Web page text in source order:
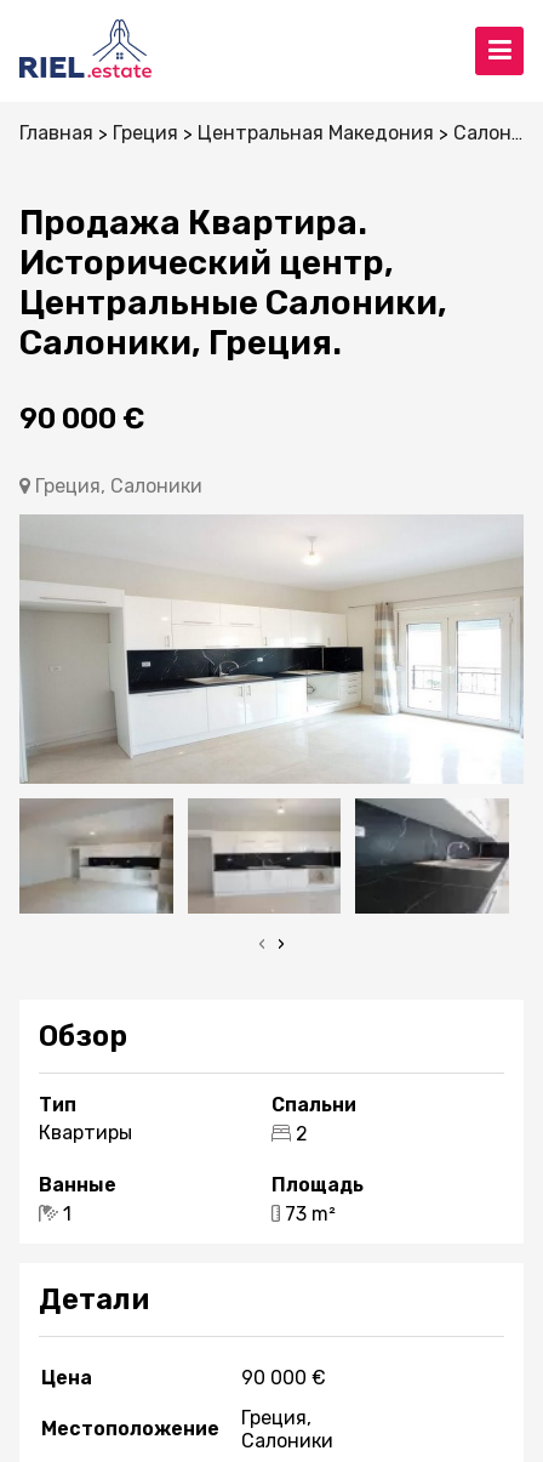
Главная Греция Центральная Македония Салоники
Продажа Квартира.
Исторический центр,
Центральные Салоники,
Салоники, Греция.
90 000 €
Греция, Салоники
‹ ›
Обзор
Тип
Квартиры
Спальни
2
Ванные
1
Площадь
73 m²
Детали
Цена 90 000 €
Местоположение
Греция,
Салоники